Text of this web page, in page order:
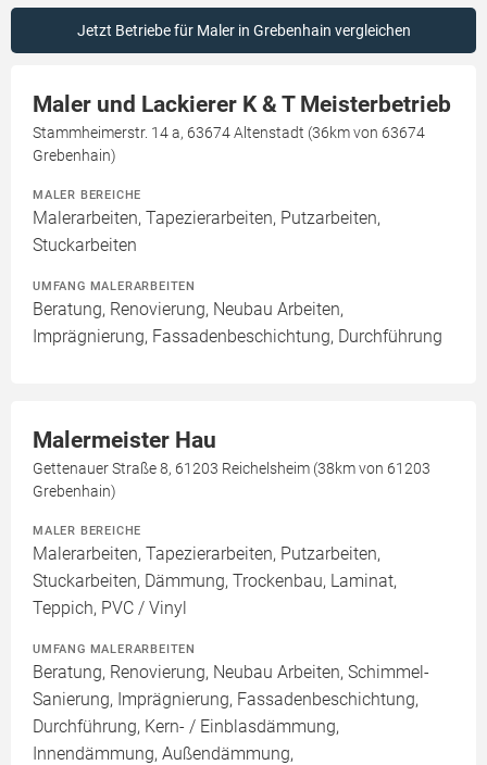
Jetzt Betriebe für Maler in Grebenhain vergleichen
Maler und Lackierer K & T Meisterbetrieb
Stammheimerstr. 14 a, 63674 Altenstadt (36km von 63674
Grebenhain)
MALER BEREICHE
Malerarbeiten, Tapezierarbeiten, Putzarbeiten,
Stuckarbeiten
UMFANG MALERARBEITEN
Beratung, Renovierung, Neubau Arbeiten,
Imprägnierung, Fassadenbeschichtung, Durchführung
Malermeister Hau
Gettenauer Straße 8, 61203 Reichelsheim (38km von 61203
Grebenhain)
MALER BEREICHE
Malerarbeiten, Tapezierarbeiten, Putzarbeiten,
Stuckarbeiten, Dämmung, Trockenbau, Laminat,
Teppich, PVC / Vinyl
UMFANG MALERARBEITEN
Beratung, Renovierung, Neubau Arbeiten, Schimmel-
Sanierung, Imprägnierung, Fassadenbeschichtung,
Durchführung, Kern- / Einblasdämmung,
Innendämmung, Außendämmung,